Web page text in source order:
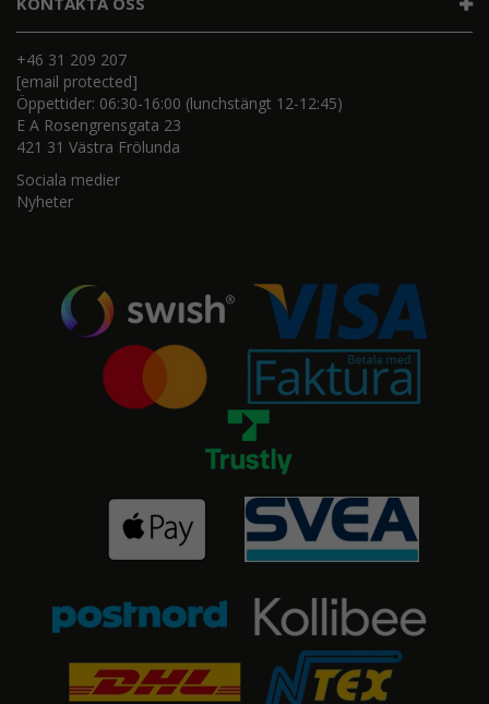
+46 31 209 207
[email protected]
Öppettider: 06:30-16:00 (lunchstängt 12-12:45)
E A Rosengrensgata 23
421 31 Västra Frölunda
Sociala medier
Nyheter